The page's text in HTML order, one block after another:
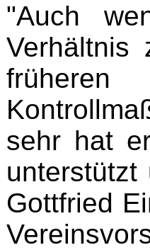
"Auch
Verhältnis
sehr hat
unterstützt
Gottfried